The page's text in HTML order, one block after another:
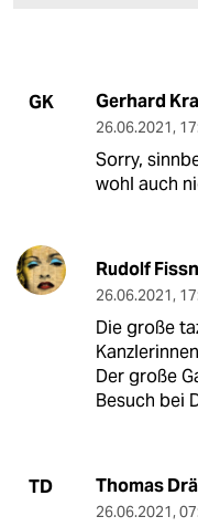
GK Gerhard
26.06.2021,
Sorry,
wohl auch
Rudolf
26.06.2021,
Die große
Der große
Besuch bei
TD Thomas
26.06.2021,